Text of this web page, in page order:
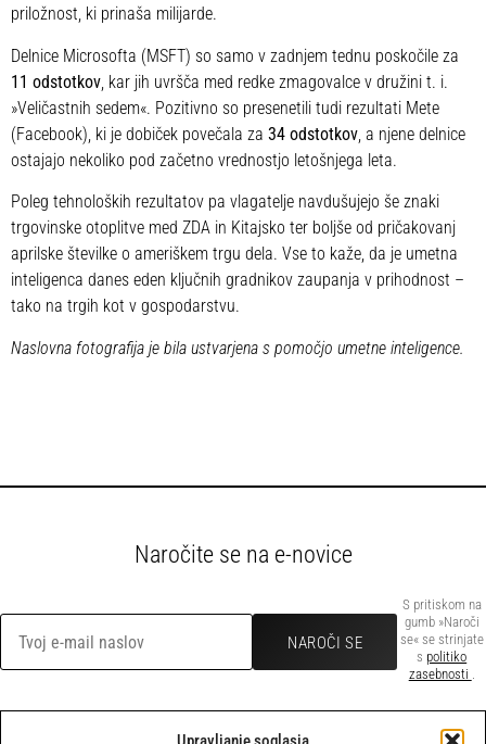
priložnost, ki prinaša milijarde.
Delnice Microsofta (MSFT) so samo v zadnjem tednu poskočile za
11 odstotkov , kar jih uvršča med redke zmagovalce v družini t. i.
»Veličastnih sedem«. Pozitivno so presenetili tudi rezultati Mete
(Facebook), ki je dobiček povečala za 34 odstotkov , a njene delnice
ostajajo nekoliko pod začetno vrednostjo letošnjega leta.
Poleg tehnoloških rezultatov pa vlagatelje navdušujejo še znaki
trgovinske otoplitve med ZDA in Kitajsko ter boljše od pričakovanj
aprilske številke o ameriškem trgu dela. Vse to kaže, da je umetna
inteligenca danes eden ključnih gradnikov zaupanja v prihodnost –
tako na trgih kot v gospodarstvu.
Naslovna fotografija je bila ustvarjena s pomočjo umetne inteligence.
Naročite se na e-novice
S pritiskom na
gumb »Naroči
se« se strinjate
s politiko
zasebnosti